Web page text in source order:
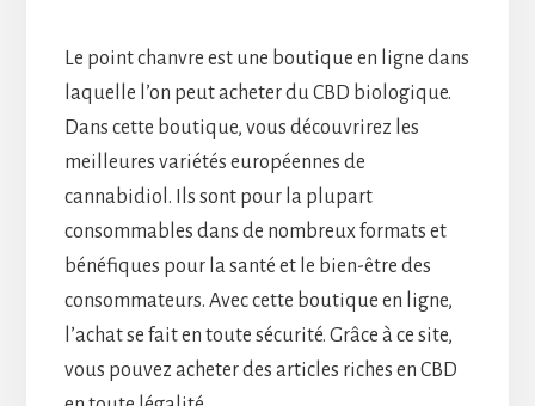
Le point chanvre est une boutique en ligne dans
laquelle l’on peut acheter du CBD biologique.
Dans cette boutique, vous découvrirez les
meilleures variétés européennes de
cannabidiol. Ils sont pour la plupart
consommables dans de nombreux formats et
bénéfiques pour la santé et le bien-être des
consommateurs. Avec cette boutique en ligne,
l’achat se fait en toute sécurité. Grâce à ce site,
vous pouvez acheter des articles riches en CBD